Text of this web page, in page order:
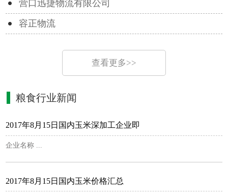
营口迅捷物流有限公司
容正物流
查看更多>>
粮食行业新闻
2017年8月15日国内玉米深加工企业即
企业名称 ...
2017年8月15日国内玉米价格汇总